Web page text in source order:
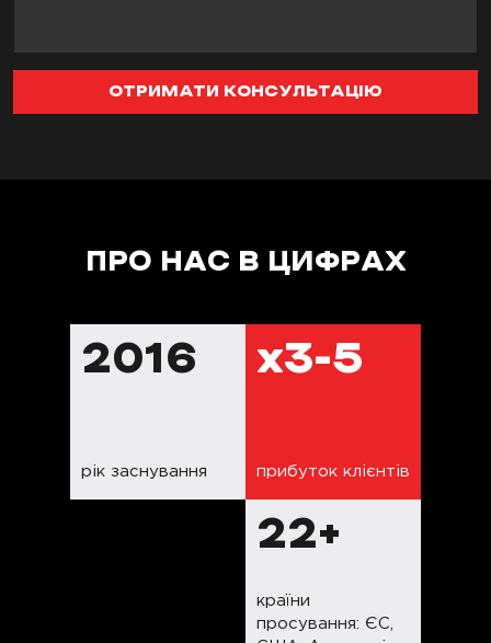
ОТРИМАТИ КОНСУЛЬТАЦІЮ
ПРО НАС В ЦИФРАХ
2016
рік заснування
22+
країни
просування: ЄС,
х3-5
прибуток клієнтів